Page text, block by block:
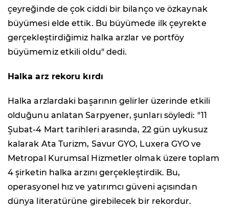
çeyreğinde de çok ciddi bir bilanço ve özkaynak
büyümesi elde ettik. Bu büyümede ilk çeyrekte
gerçekleştirdiğimiz halka arzlar ve portföy
büyümemiz etkili oldu" dedi.
Halka arz rekoru kırdı
Halka arzlardaki başarının gelirler üzerinde etkili
olduğunu anlatan Sarpyener, şunları söyledi: "11
Şubat-4 Mart tarihleri arasında, 22 gün uykusuz
kalarak Ata Turizm, Savur GYO, Luxera GYO ve
Metropal Kurumsal Hizmetler olmak üzere toplam
4 şirketin halka arzını gerçekleştirdik. Bu,
operasyonel hız ve yatırımcı güveni açısından
dünya literatürüne girebilecek bir rekordur.